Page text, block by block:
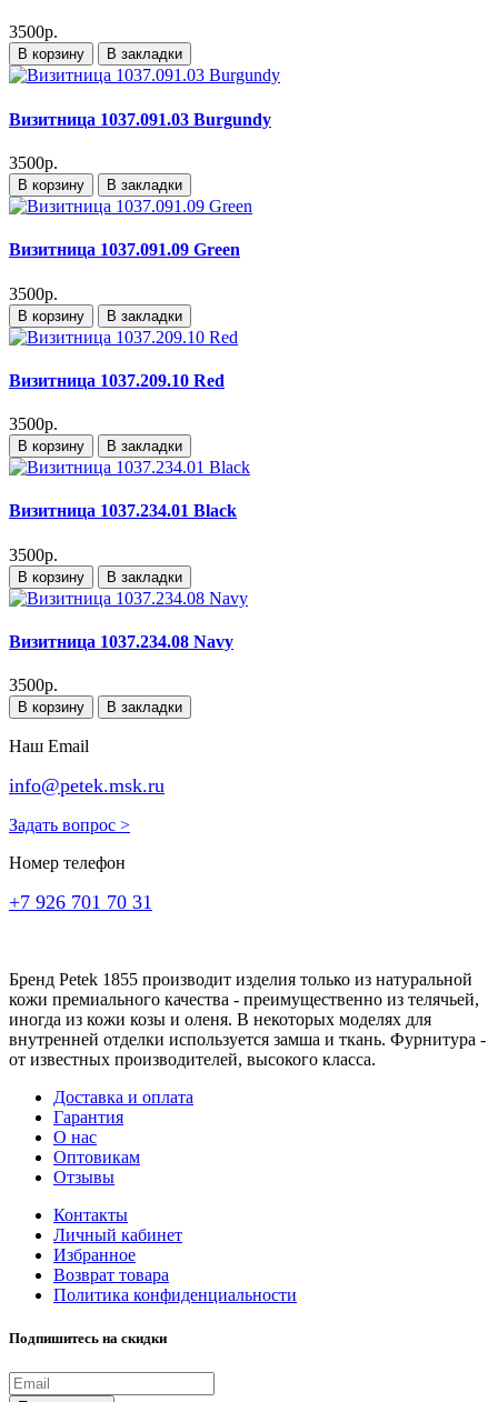
3500р.
В корзину В закладки
Визитница 1037.091.03 Burgundy
3500р.
В корзину В закладки
Визитница 1037.091.09 Green
3500р.
В корзину В закладки
Визитница 1037.209.10 Red
3500р.
В корзину В закладки
Визитница 1037.234.01 Black
3500р.
В корзину В закладки
Визитница 1037.234.08 Navy
3500р.
В корзину В закладки
Наш Email
info@petek.msk.ru
Задать вопрос >
Номер телефон
+7 926 701 70 31
Бренд Petek 1855 производит изделия только из натуральной
кожи премиального качества - преимущественно из телячьей,
иногда из кожи козы и оленя. В некоторых моделях для
внутренней отделки используется замша и ткань. Фурнитура -
от известных производителей, высокого класса.
Доставка и оплата
Гарантия
О нас
Оптовикам
Отзывы
Контакты
Личный кабинет
Избранное
Возврат товара
Политика конфиденциальности
Подпишитесь на скидки